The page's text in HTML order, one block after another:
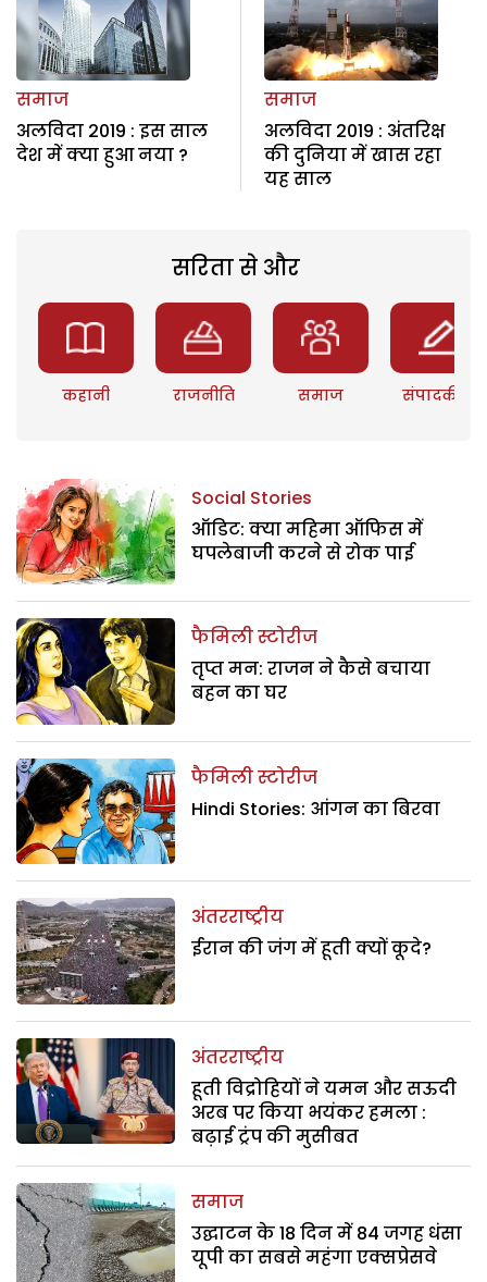
समाज
अलविदा 2019 : इस साल
देश में क्या हुआ नया ?
समाज
अलविदा 2019 : अंतरिक्ष
की दुनिया में खास रहा
यह साल
सरिता से और
कहानी राजनीति समाज संपादकीय
Social Stories
ऑडिट: क्या महिमा ऑफिस में
घपलेबाजी करने से रोक पाई
फैमिली स्टोरीज
तृप्त मन: राजन ने कैसे बचाया
बहन का घर
फैमिली स्टोरीज
Hindi Stories: आंगन का बिरवा
अंतरराष्ट्रीय
ईरान की जंग में हूती क्यों कूदे?
अंतरराष्ट्रीय
हूती विद्रोहियों ने यमन और सऊदी
अरब पर किया भयंकर हमला :
बढ़ाई ट्रंप की मुसीबत
समाज
उद्घाटन के 18 दिन में 84 जगह धंसा
यूपी का सबसे महंगा एक्सप्रेसवे